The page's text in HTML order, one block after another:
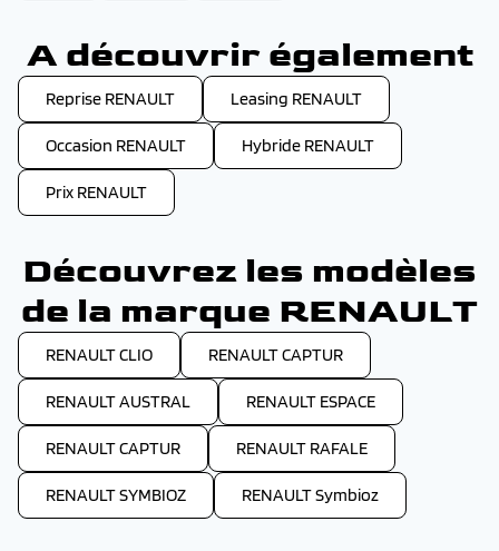
A découvrir également
Reprise RENAULT Leasing RENAULT
Occasion RENAULT Hybride RENAULT
Prix RENAULT
Découvrez les modèles
de la marque RENAULT
RENAULT CLIO RENAULT CAPTUR
RENAULT AUSTRAL RENAULT ESPACE
RENAULT CAPTUR RENAULT RAFALE
RENAULT SYMBIOZ RENAULT Symbioz